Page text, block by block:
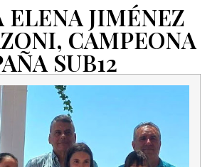
ELENA JIMÉNEZ
CAMPEONA
SUB12